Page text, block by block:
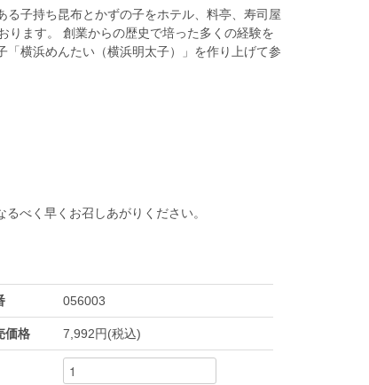
子持ち昆布とかずの子をホテル、料亭、寿司屋
ります。 創業からの歴史で培った多くの経験を
横浜めんたい（横浜明太子）」を作り上げて参
べく早くお召しあがりください。
056003
価格 7,992円(税込)